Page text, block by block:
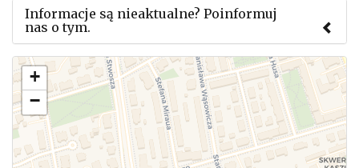
Informacje są nieaktualne? Poinformuj
nas o tym.
Użyj tego formularza aby przesłać informację o
zmianach w powyższym mityngu.
+
−